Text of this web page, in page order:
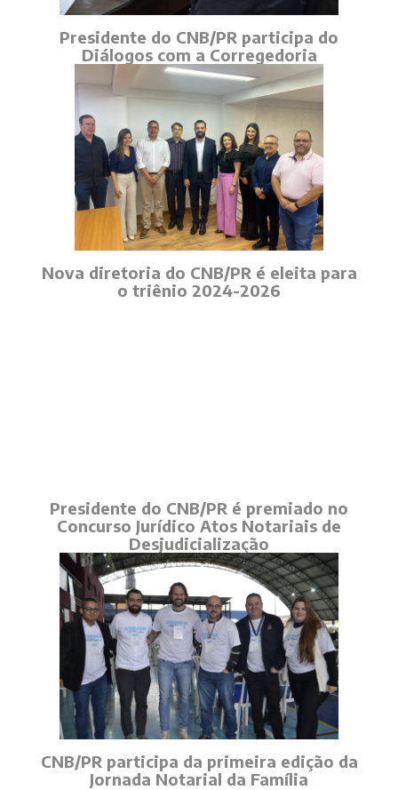
Presidente do CNB/PR participa do
Diálogos com a Corregedoria
Nova diretoria do CNB/PR é eleita para
o triênio 2024-2026
Presidente do CNB/PR é premiado no
Concurso Jurídico Atos Notariais de
Desjudicialização
CNB/PR participa da primeira edição da
Jornada Notarial da Família